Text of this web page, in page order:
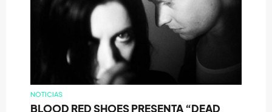
NOTICIAS
BLOOD RED SHOES PRESENTA “DEAD